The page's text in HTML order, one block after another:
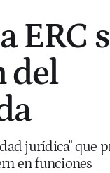
ERC
del
jurídica" que
en funciones